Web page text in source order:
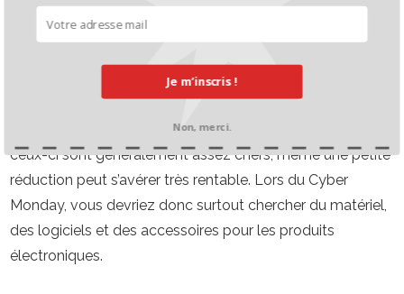
légèrement différent de celui du Black Friday. Alors que de
proposent parfois des réductions d’environ 20 % sur
l’ensemble de leur assortiment, le Cyber Monday met
surtout l’accent sur les produits électroniques. Comme
ceux-ci sont généralement assez chers, même une petite
réduction peut s’avérer très rentable. Lors du Cyber
Monday, vous devriez donc surtout chercher du matériel,
des logiciels et des accessoires pour les produits
électroniques.
Je m’inscris !
Non, merci.